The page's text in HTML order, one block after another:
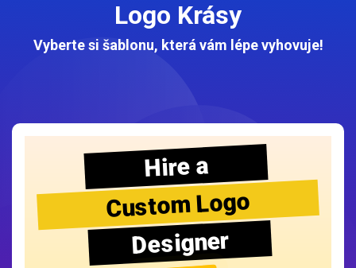
Logo Krásy
Vyberte si šablonu, která vám lépe vyhovuje!
Hire a
Custom Logo
Designer